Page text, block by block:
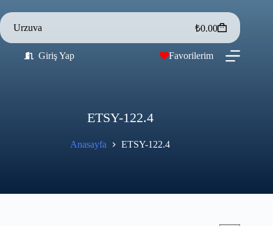
Urzuva ₺0.00
Giriş Yap Favorilerim
ETSY-122.4
Anasayfa ETSY-122.4